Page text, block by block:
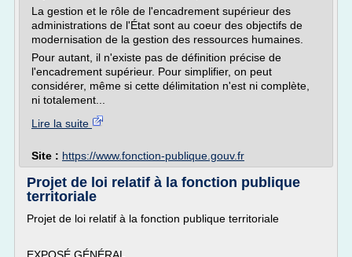
La gestion et le rôle de l'encadrement supérieur des
administrations de l'État sont au coeur des objectifs de
modernisation de la gestion des ressources humaines.
Pour autant, il n'existe pas de définition précise de
l'encadrement supérieur. Pour simplifier, on peut
considérer, même si cette délimitation n'est ni complète,
ni totalement...
Lire la suite
Site : https://www.fonction-publique.gouv.fr
Projet de loi relatif à la fonction publique
territoriale
Projet de loi relatif à la fonction publique territoriale